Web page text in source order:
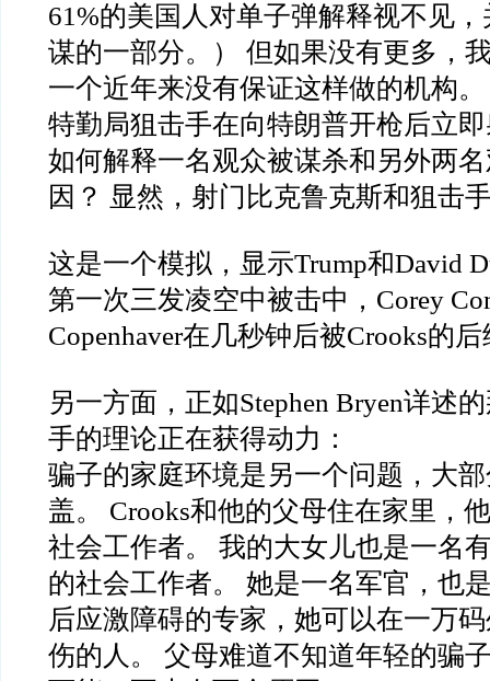
61%的美国人对单子弹解释视不见
谋的一部分。） 但如果没有更多，
一个近年来没有保证这样做的机构
特勤局狙击手在向特朗普开枪后立
如何解释一名观众被谋杀和另外两
因？ 显然，射门比克鲁克斯和狙击
这是一个模拟，显示Trump和David
第一次三发凌空中被击中，Corey
Copenhaver在几秒钟后被Crooks的
另一方面，正如Stephen Bryen详述
手的理论正在获得动力：
骗子的家庭环境是另一个问题，大
盖。 Crooks和他的父母住在家里，
社会工作者。 我的大女儿也是一名
的社会工作者。 她是一名军官，也
后应激障碍的专家，她可以在一万
伤的人。 父母难道不知道年轻的骗